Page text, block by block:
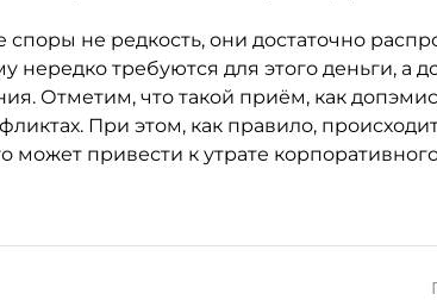
не редкость, они достаточно
нередко требуются для этого деньги, а
Отметим, что такой приём, как
При этом, как правило,
может привести к утрате